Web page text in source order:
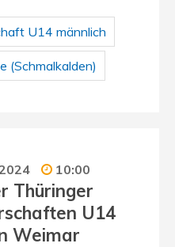
U14 männlich
(Schmalkalden)
10:00
Thüringer
U14
Weimar